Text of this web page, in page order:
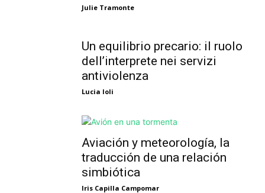
Julie Tramonte
Un equilibrio precario: il ruolo
dell’interprete nei servizi
antiviolenza
Lucia Ioli
Aviación y meteorología, la
traducción de una relación
simbiótica
Iris Capilla Campomar